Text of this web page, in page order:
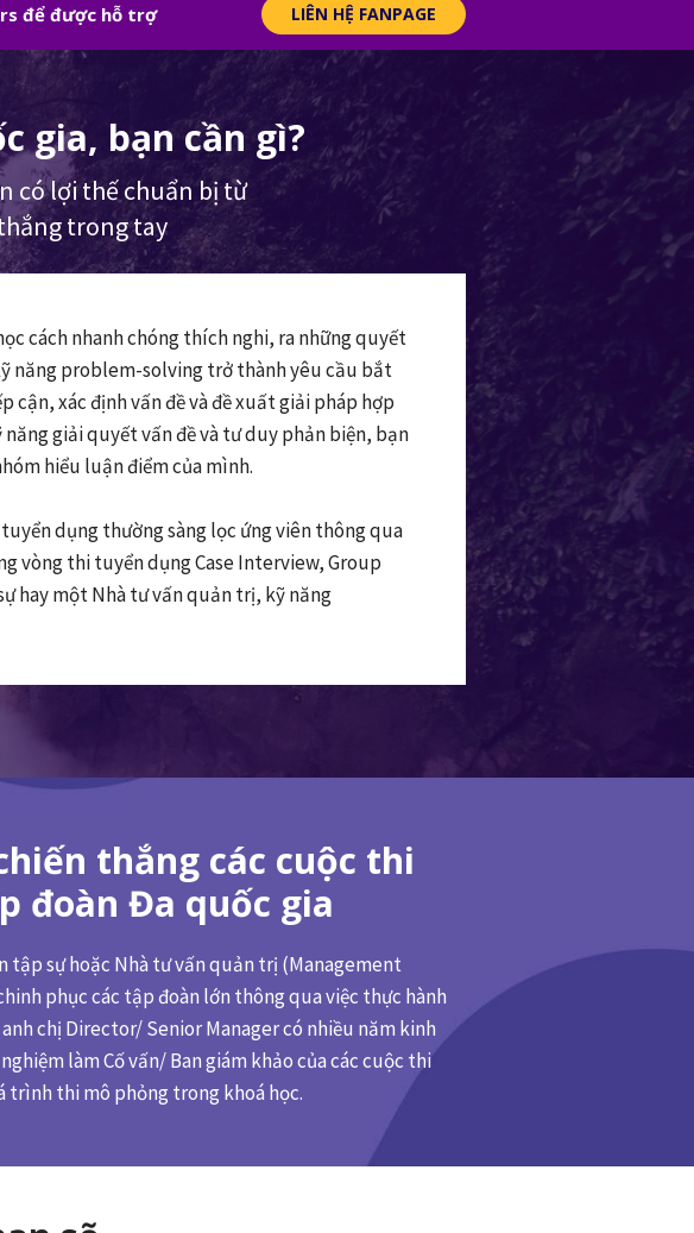
để được hỗ trợ LIÊN HỆ FANPAGE
gia, bạn cần gì?
có lợi thế chuẩn bị từ
trong tay
cách nhanh chóng thích nghi, ra những quyết
năng problem-solving trở thành yêu cầu bắt
cận, xác định vấn đề và đề xuất giải pháp hợp
giải quyết vấn đề và tư duy phản biện, bạn
hiểu luận điểm của mình.
dụng thường sàng lọc ứng viên thông qua
vòng thi tuyển dụng Case Interview, Group
hay một Nhà tư vấn quản trị, kỹ năng
thắng các cuộc thi
đoàn Đa quốc gia
tập sự hoặc Nhà tư vấn quản trị (Management
phục các tập đoàn lớn thông qua việc thực hành
chị Director/ Senior Manager có nhiều năm kinh
làm Cố vấn/ Ban giám khảo của các cuộc thi
trình thi mô phỏng trong khoá học.